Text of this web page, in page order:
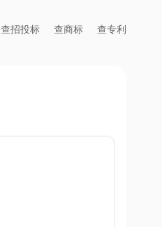
查招投标 查商标 查专利